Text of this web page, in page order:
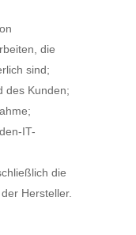
die
sind;
des Kunden;
IT-
die
Hersteller.